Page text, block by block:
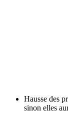
Hausse des
sinon elles